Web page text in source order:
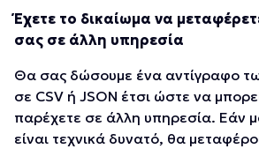
Έχετε το δικαίωμα να
σας σε άλλη υπηρεσία
Θα σας δώσουμε ένα αντίγραφο
σε CSV ή JSON έτσι ώστε να
παρέχετε σε άλλη υπηρεσία. Εάν
είναι τεχνικά δυνατό, θα